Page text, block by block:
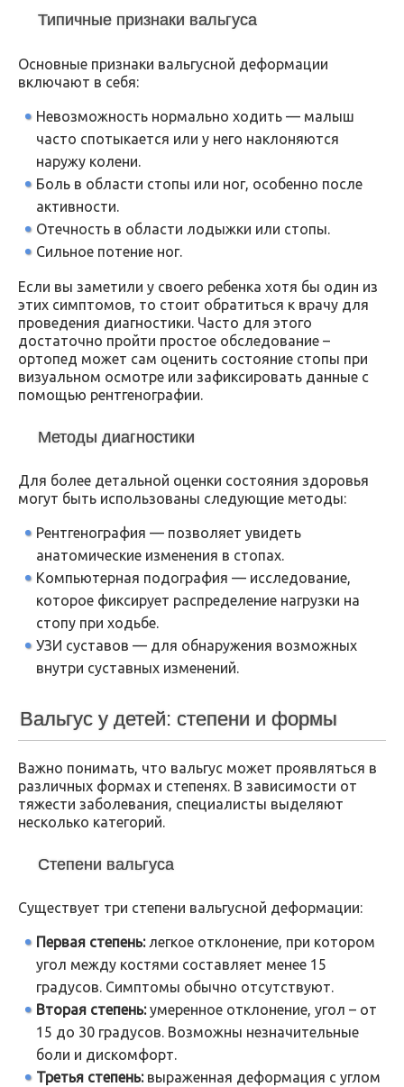
Типичные признаки вальгуса
Основные признаки вальгусной деформации
включают в себя:
Невозможность нормально ходить — малыш
часто спотыкается или у него наклоняются
наружу колени.
Боль в области стопы или ног, особенно после
активности.
Отечность в области лодыжки или стопы.
Сильное потение ног.
Если вы заметили у своего ребенка хотя бы один из
этих симптомов, то стоит обратиться к врачу для
проведения диагностики. Часто для этого
достаточно пройти простое обследование –
ортопед может сам оценить состояние стопы при
визуальном осмотре или зафиксировать данные с
помощью рентгенографии.
Методы диагностики
Для более детальной оценки состояния здоровья
могут быть использованы следующие методы:
Рентгенография — позволяет увидеть
анатомические изменения в стопах.
Компьютерная подография — исследование,
которое фиксирует распределение нагрузки на
стопу при ходьбе.
УЗИ суставов — для обнаружения возможных
внутри суставных изменений.
Вальгус у детей: степени и формы
Важно понимать, что вальгус может проявляться в
различных формах и степенях. В зависимости от
тяжести заболевания, специалисты выделяют
несколько категорий.
Степени вальгуса
Существует три степени вальгусной деформации:
Первая степень:легкое отклонение, при котором
угол между костями составляет менее 15
градусов. Симптомы обычно отсутствуют.
Вторая степень:умеренное отклонение, угол – от
15 до 30 градусов. Возможны незначительные
боли и дискомфорт.
Третья степень:выраженная деформация с углом